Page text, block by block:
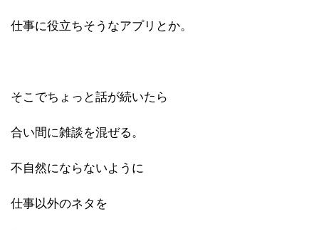
仕事に役立ちそうなアプリとか。
そこでちょっと話が続いたら
合い間に雑談を混ぜる。
不自然にならないように
仕事以外のネタを